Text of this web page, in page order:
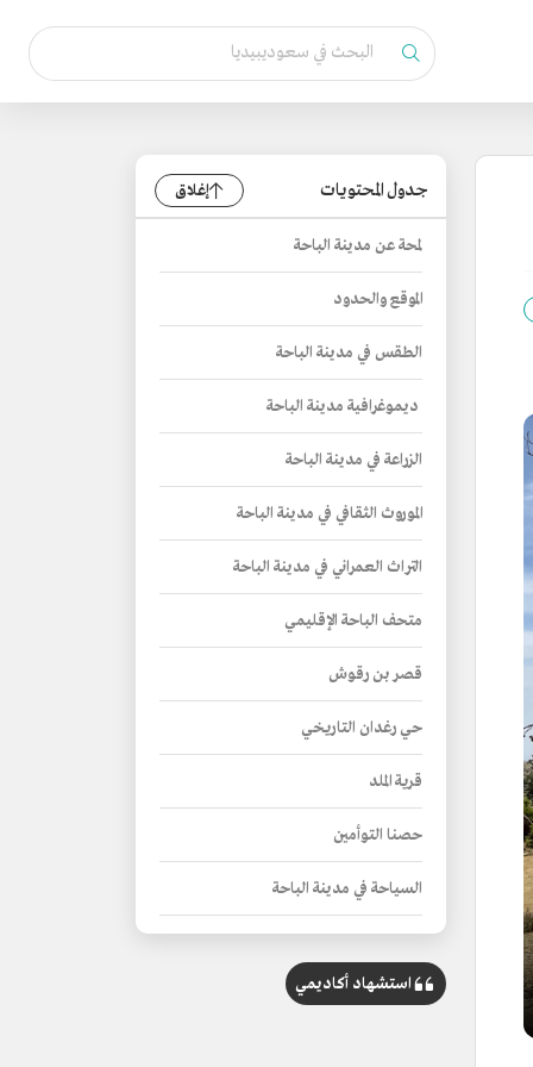
جدول المحتويات إغلاق
لمحة عن مدينة الباحة
الموقع والحدود
الطقس في مدينة الباحة
ديموغرافية مدينة الباحة
الزراعة في مدينة الباحة
الموروث الثقافي في مدينة الباحة
التراث العمراني في مدينة الباحة
متحف الباحة الإقليمي
قصر بن رقوش
حي رغدان التاريخي
قرية الملد
حصنا التوأمين
السياحة في مدينة الباحة
المتنزهات في مدينة الباحة
استشهاد أكاديمي